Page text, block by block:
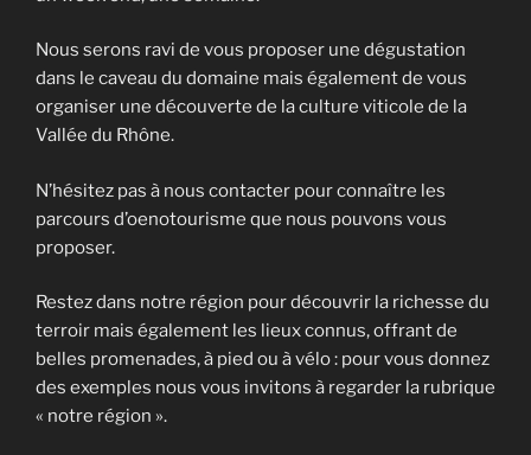
Nous serons ravi de vous proposer une dégustation
dans le caveau du domaine mais également de vous
organiser une découverte de la culture viticole de la
Vallée du Rhône.
N’hésitez pas à nous contacter pour connaître les
parcours d’oenotourisme que nous pouvons vous
proposer.
Restez dans notre région pour découvrir la richesse du
terroir mais également les lieux connus, offrant de
belles promenades, à pied ou à vélo : pour vous donnez
des exemples nous vous invitons à regarder la rubrique
« notre région ».